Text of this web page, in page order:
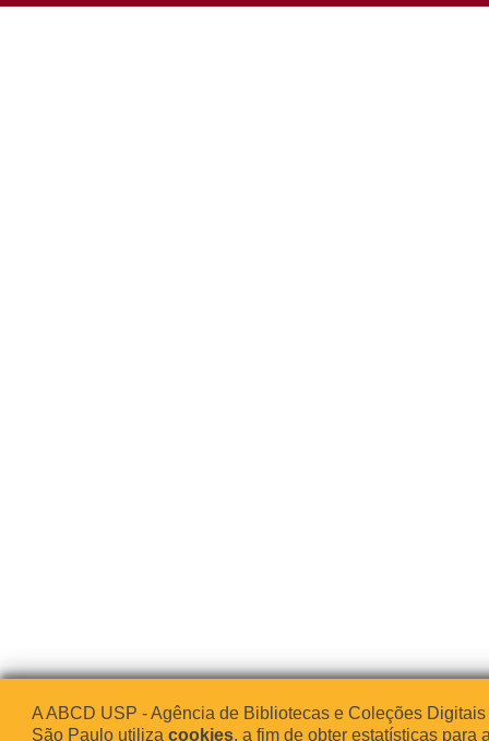
A ABCD USP - Agência de Bibliotecas e Coleções
São Paulo utiliza cookies, a fim de obter estatísticas para